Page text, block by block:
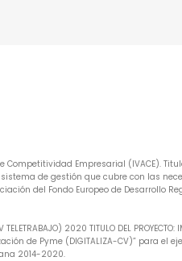
Competitividad Empresarial (IVACE).
sistema de gestión que cubre con las
del Fondo Europeo de Desarrollo
2020 TITULO DEL PROYECTO:
de Pyme (DIGITALIZA-CV)” para el
2014-2020.